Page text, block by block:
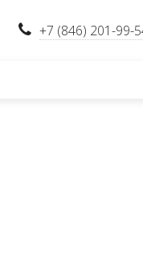
+7 (846) 201-99-